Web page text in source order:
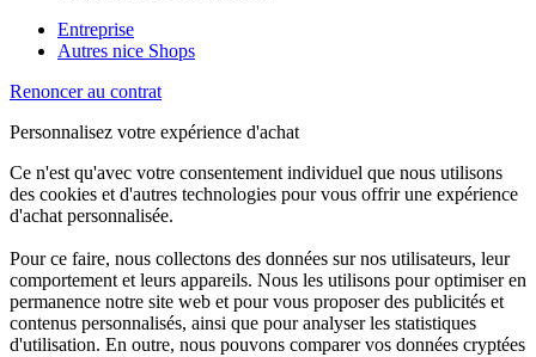
Entreprise
Autres nice Shops
Renoncer au contrat
Personnalisez votre expérience d'achat
Ce n'est qu'avec votre consentement individuel que nous utilisons
des cookies et d'autres technologies pour vous offrir une expérience
d'achat personnalisée.
Pour ce faire, nous collectons des données sur nos utilisateurs, leur
comportement et leurs appareils. Nous les utilisons pour optimiser en
permanence notre site web et pour vous proposer des publicités et
contenus personnalisés, ainsi que pour analyser les statistiques
d'utilisation. En outre, nous pouvons comparer vos données cryptées